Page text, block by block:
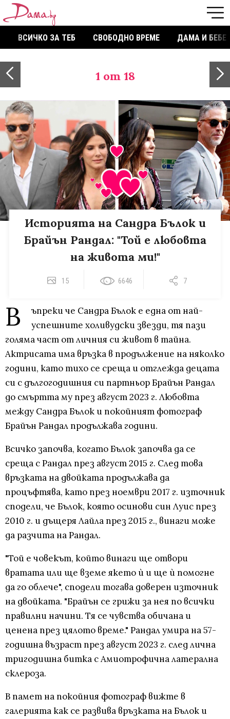
ВСИЧКО ЗА ТЕБ СВОБОДНО ВРЕМЕ ДАМА И БЕБЕ
1 от 18
Историята на Сандра Бълок и
Брайън Рандал: "Той е любовта
на живота ми!"
15 6646 7
В
ъпреки че Сандра Бълок е една от най-
успешните холивудски звезди, тя пази
голяма част от личния си живот в тайна.
Актрисата има връзка в продължение на няколко
години, като тихо се среща и отглежда децата
си с дългогодишния си партньор Брайън Рандал
до смъртта му през август 2023 г. Любовта
между Сандра Бълок и покойният фотограф
Брайън Рандал продължава години.
Всичко започва, когато Бълок започва да се
среща с Рандал през август 2015 г. След това
връзката на двойката продължава да
процъфтява, като през ноември 2017 г. източник
сподели, че Бълок, която осинови син Луис през
2010 г. и дъщеря Лайла през 2015 г., винаги може
да разчита на Рандал.
"Той е човекът, който винаги ще отвори
вратата или ще вземе якето ѝ и ще ѝ помогне
да го облече", сподели тогава доверен източник
на двойката. "Брайън се грижи за нея по всички
правилни начини. Тя се чувства обичана и
ценена през цялото време." Рандал умира на 57-
годишна възраст през август 2023 г. след лична
тригодишна битка с Амиотрофична латерална
склероза.
В памет на покойния фотограф вижте в
галерията как се развива връзката на Бълок и